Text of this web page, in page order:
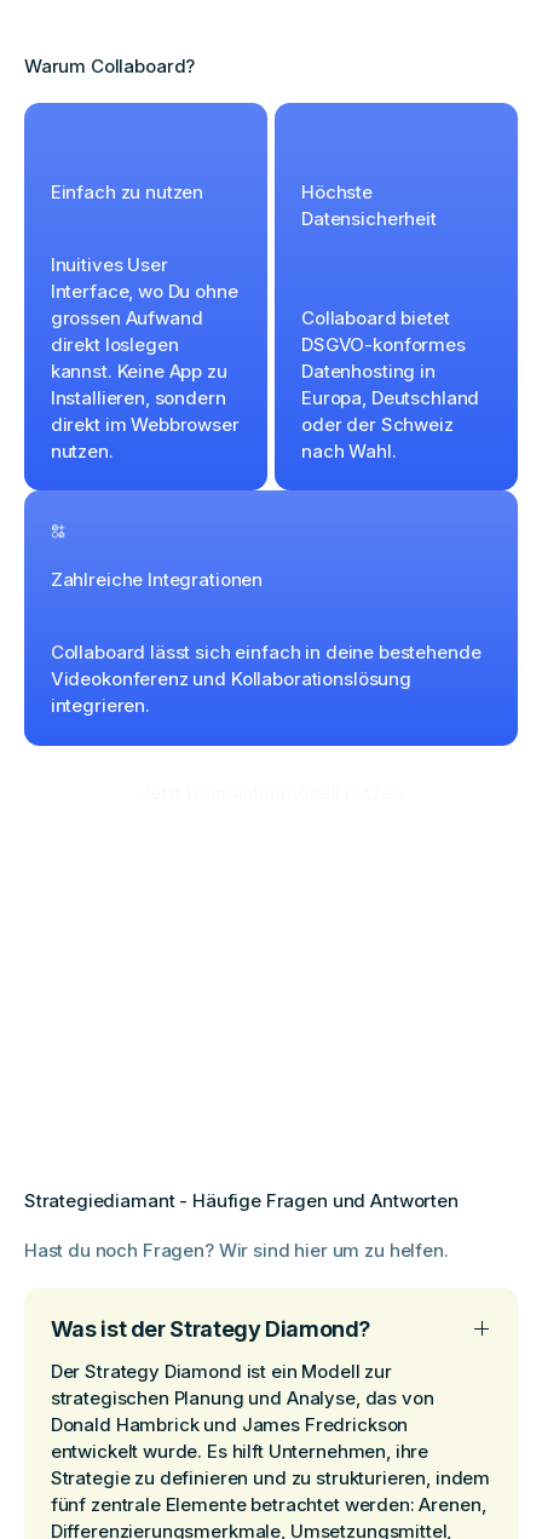
Warum Collaboard?
Einfach zu nutzen
Inuitives User
Interface, wo Du ohne
grossen Aufwand
direkt loslegen
kannst. Keine App zu
Installieren, sondern
direkt im Webbrowser
nutzen.
Höchste
Datensicherheit
Collaboard bietet
DSGVO-konformes
Datenhosting in
Europa, Deutschland
oder der Schweiz
nach Wahl.
Zahlreiche Integrationen
Collaboard lässt sich einfach in deine bestehende
Videokonferenz und Kollaborationslösung
integrieren.
Strategiediamant - Häufige Fragen und Antworten
Hast du noch Fragen? Wir sind hier um zu helfen.
Was ist der Strategy Diamond?
Der Strategy Diamond ist ein Modell zur
strategischen Planung und Analyse, das von
Donald Hambrick und James Fredrickson
entwickelt wurde. Es hilft Unternehmen, ihre
Strategie zu definieren und zu strukturieren, indem
fünf zentrale Elemente betrachtet werden: Arenen,
Differenzierungsmerkmale, Umsetzungsmittel,